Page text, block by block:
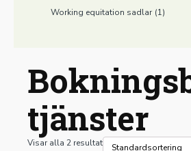
Working equitation sadlar (1)
tjänster
Visar alla 2 resultat